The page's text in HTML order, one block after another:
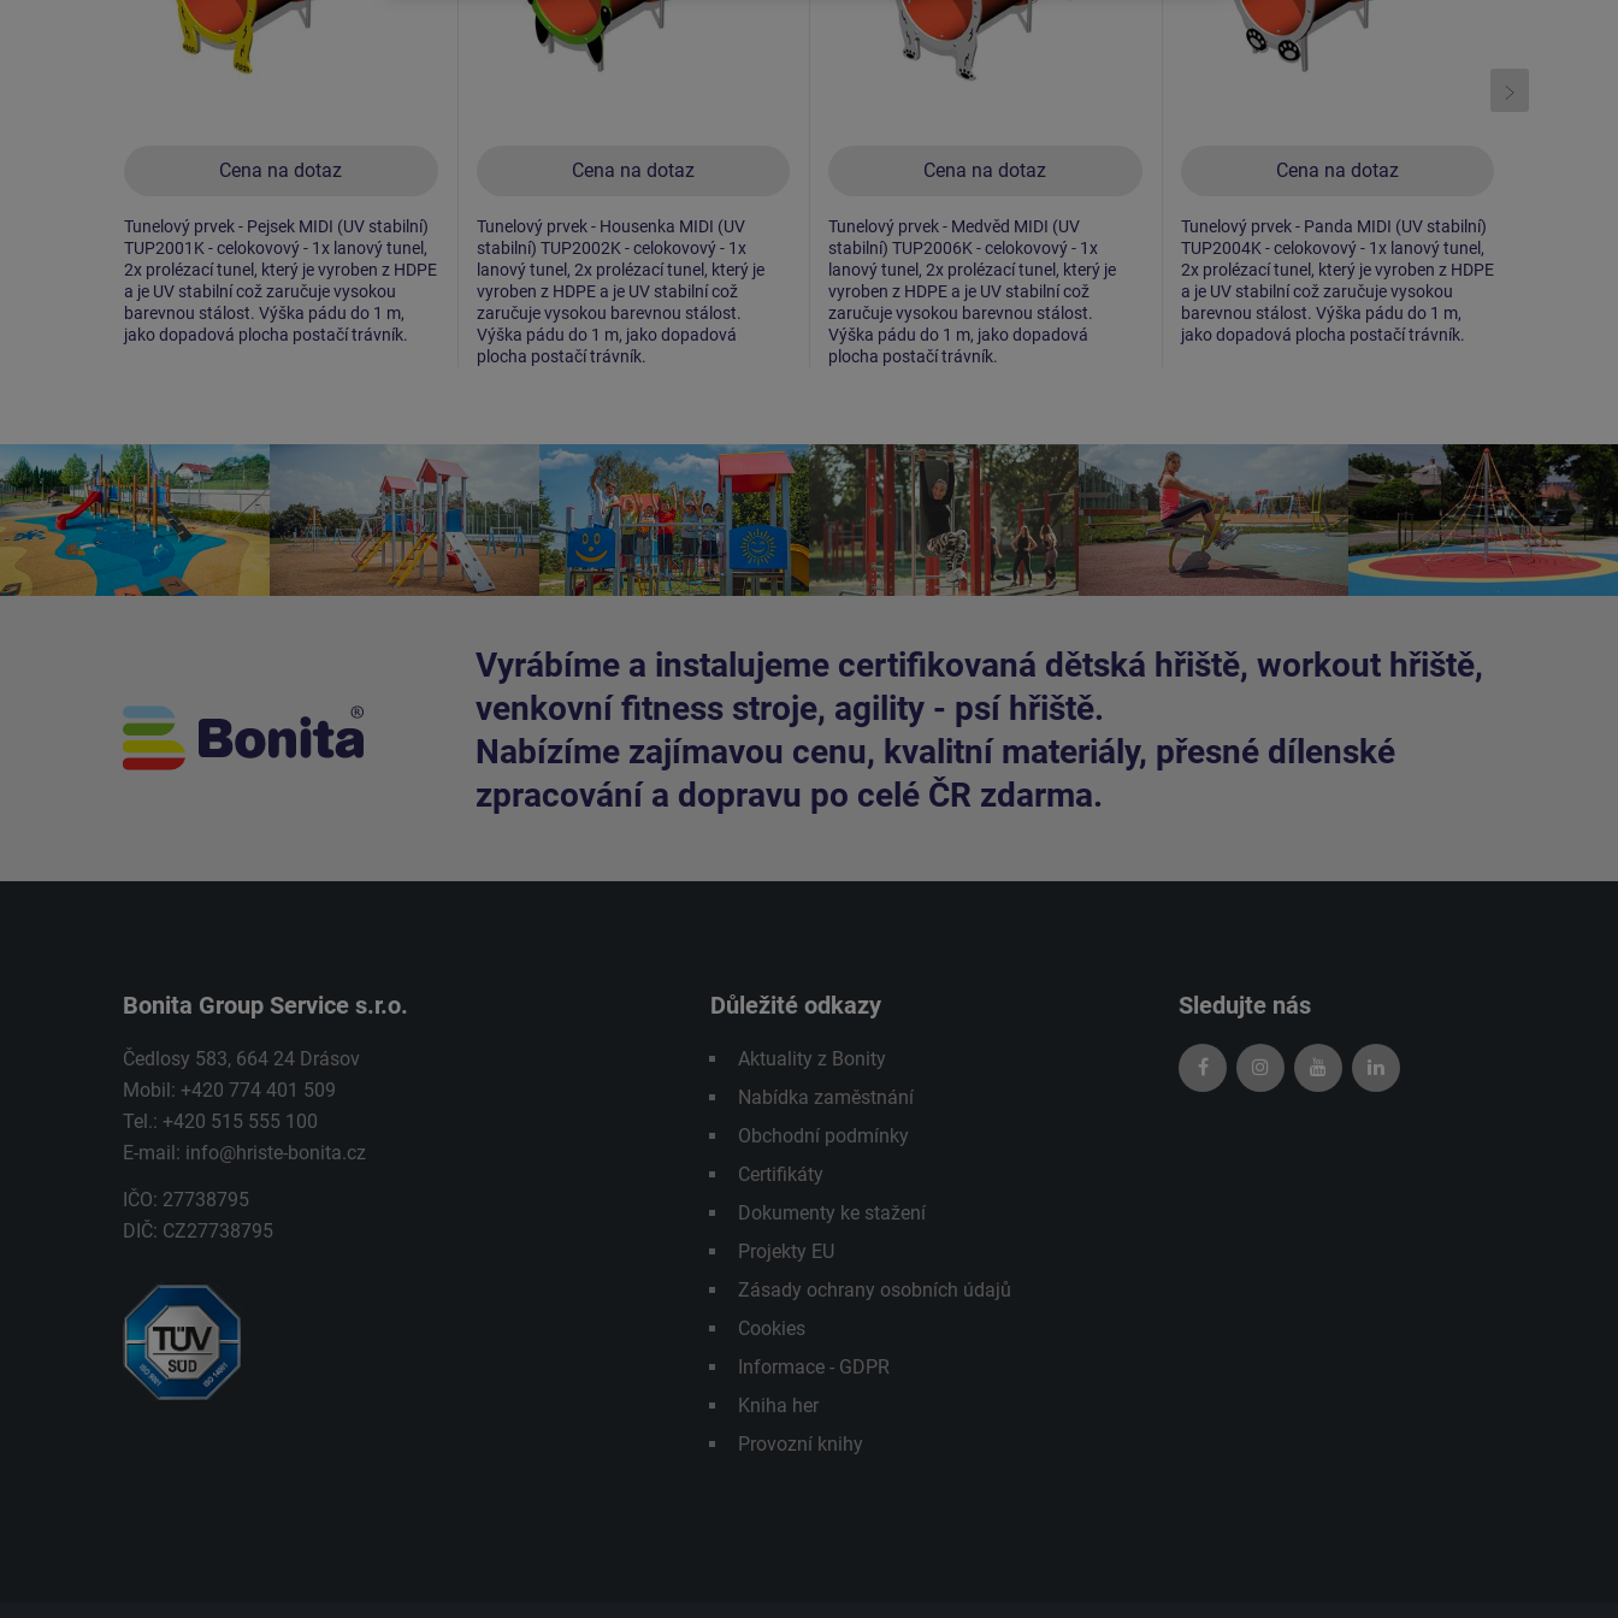
Cena na dotaz
Tunelový prvek - Pejsek MIDI (UV stabilní)
TUP2001K - celokovový - 1x lanový tunel,
2x prolézací tunel, který je vyroben z HDPE
a je UV stabilní což zaručuje vysokou
barevnou stálost. Výška pádu do 1 m,
jako dopadová plocha postačí trávník.
Cena na dotaz
Tunelový prvek - Housenka MIDI (UV
stabilní) TUP2002K - celokovový - 1x
lanový tunel, 2x prolézací tunel, který je
vyroben z HDPE a je UV stabilní což
zaručuje vysokou barevnou stálost.
Výška pádu do 1 m, jako dopadová
plocha postačí trávník.
Cena na dotaz
Tunelový prvek - Medvěd MIDI (UV
stabilní) TUP2006K - celokovový - 1x
lanový tunel, 2x prolézací tunel, který je
vyroben z HDPE a je UV stabilní což
zaručuje vysokou barevnou stálost.
Výška pádu do 1 m, jako dopadová
plocha postačí trávník.
Cena na dotaz
Tunelový prvek - Panda MIDI (UV stabilní)
TUP2004K - celokovový - 1x lanový tunel,
2x prolézací tunel, který je vyroben z HDPE
a je UV stabilní což zaručuje vysokou
barevnou stálost. Výška pádu do 1 m,
jako dopadová plocha postačí trávník.
Vyrábíme a instalujeme certifikovaná dětská hřiště, workout hřiště,
venkovní fitness stroje, agility - psí hřiště.
Nabízíme zajímavou cenu, kvalitní materiály, přesné dílenské
zpracování a dopravu po celé ČR zdarma.
Bonita Group Service s.r.o.
Čedlosy 583, 664 24 Drásov
Mobil: +420 774 401 509
Tel.: +420 515 555 100
E-mail: info@hriste-bonita.cz
IČO: 27738795
DIČ: CZ27738795
Důležité odkazy
Aktuality z Bonity
Nabídka zaměstnání
Obchodní podmínky
Certifikáty
Dokumenty ke stažení
Projekty EU
Zásady ochrany osobních údajů
Cookies
Informace - GDPR
Kniha her
Provozní knihy
Sledujte nás